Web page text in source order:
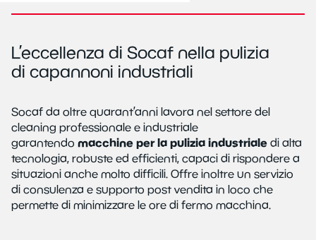
L’eccellenza di Socaf nella pulizia
di capannoni industriali
Socaf da oltre quarant’anni lavora nel settore del
cleaning professionale e industriale
garantendo macchine per la pulizia industriale di alta
tecnologia, robuste ed efficienti, capaci di rispondere a
situazioni anche molto difficili. Offre inoltre un servizio
di consulenza e supporto post vendita in loco che
permette di minimizzare le ore di fermo macchina.